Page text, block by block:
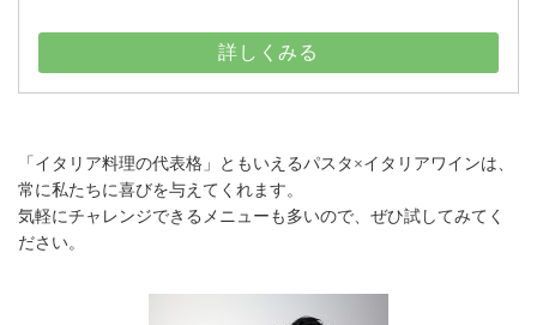
詳しくみる
「イタリア料理の代表格」ともいえるパスタ×イタリアワインは、
常に私たちに喜びを与えてくれます。
気軽にチャレンジできるメニューも多いので、ぜひ試してみてく
ださい。